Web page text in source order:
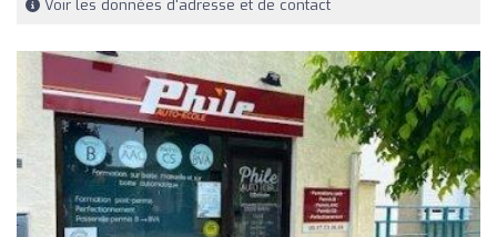
Voir les données d'adresse et de contact